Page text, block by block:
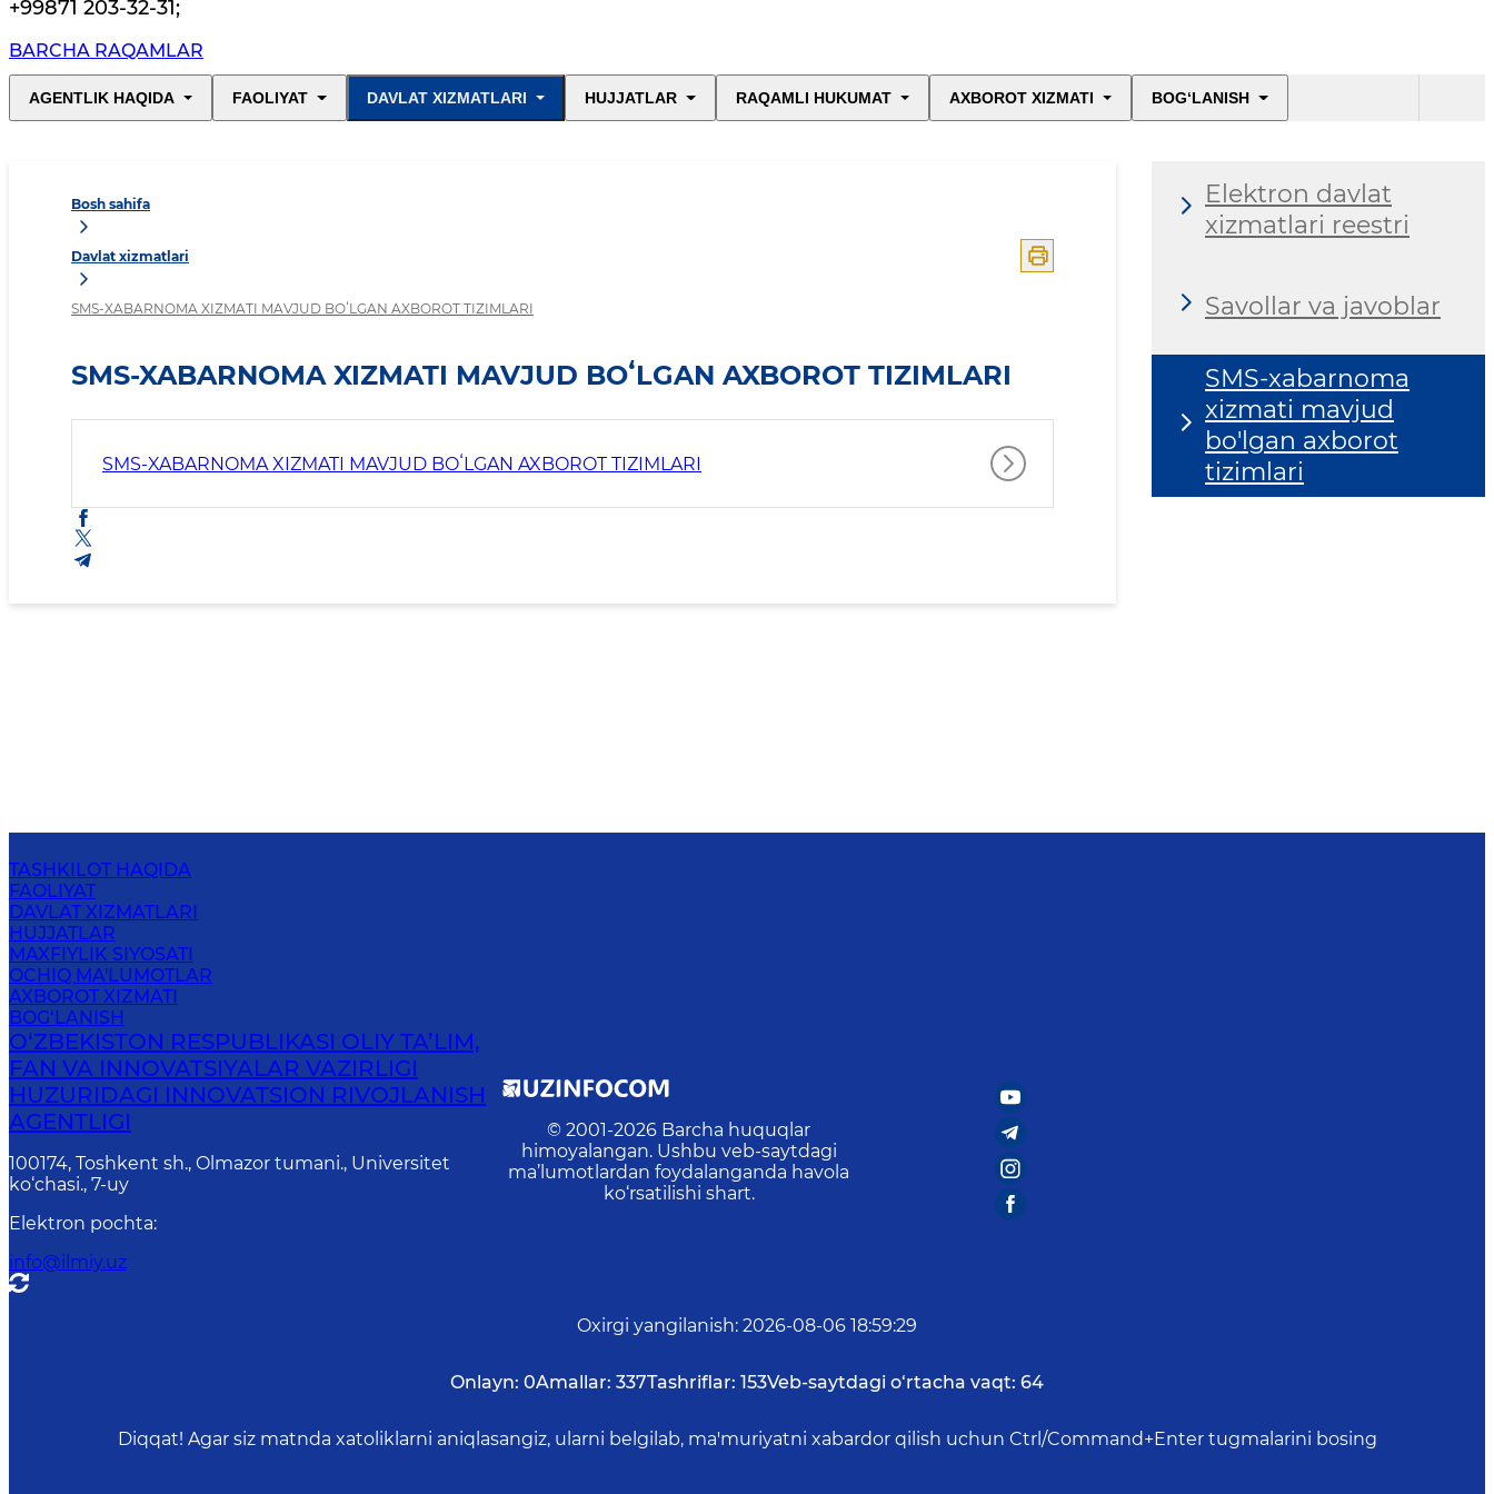
+99871 203-32-31;
BARCHA RAQAMLAR
AGENTLIK HAQIDA FAOLIYAT DAVLAT XIZMATLARI HUJJATLAR RAQAMLI HUKUMAT AXBOROT XIZMATI BOG‘LANISH
Bosh sahifa
Davlat xizmatlari
SMS-XABARNOMA XIZMATI MAVJUD BOʻLGAN AXBOROT TIZIMLARI
SMS-XABARNOMA XIZMATI MAVJUD BOʻLGAN AXBOROT TIZIMLARI
SMS-XABARNOMA XIZMATI MAVJUD BOʻLGAN AXBOROT TIZIMLARI
Elektron davlat
xizmatlari reestri
Savollar va javoblar
SMS-xabarnoma
xizmati mavjud
bo'lgan axborot
tizimlari
TASHKILOT HAQIDA
FAOLIYAT
DAVLAT XIZMATLARI
HUJJATLAR
MAXFIYLIK SIYOSATI
OCHIQ MA'LUMOTLAR
AXBOROT XIZMATI
BOG‘LANISH
O‘ZBEKISTON RESPUBLIKASI OLIY TA’LIM,
FAN VA INNOVATSIYALAR VAZIRLIGI
HUZURIDAGI INNOVATSION RIVOJLANISH
AGENTLIGI
100174, Toshkent sh., Olmazor tumani., Universitet
ko‘chasi., 7-uy
Elektron pochta:
info@ilmiy.uz
© 2001-2026 Barcha huquqlar
himoyalangan. Ushbu veb-saytdagi
ma’lumotlardan foydalanganda havola
ko‘rsatilishi shart.
Oxirgi yangilanish: 2026-08-06 18:59:29
Onlayn: 0Amallar: 337Tashriflar: 153Veb-saytdagi o‘rtacha vaqt: 64
Diqqat! Agar siz matnda xatoliklarni aniqlasangiz, ularni belgilab, ma'muriyatni xabardor qilish uchun Ctrl/Command+Enter tugmalarini bosing